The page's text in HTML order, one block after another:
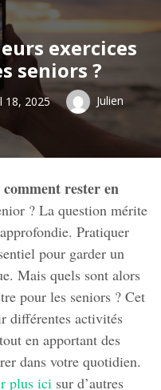
exercices
seniors ?
18, 2025 Julien
comment rester en
? La question mérite
Pratiquer
pour garder un
Mais quels sont alors
pour les seniors ? Cet
différentes activités
en apportant des
dans votre quotidien.
plus ici sur d’autres